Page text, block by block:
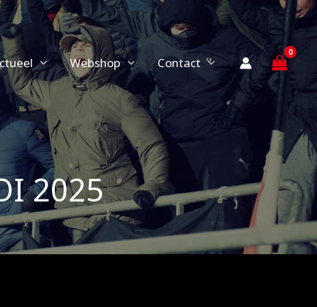
Webshop Contact
2025